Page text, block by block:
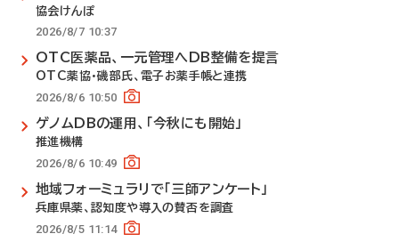
協会けんぽ
2026/8/7 10:37
OTC医薬品、一元管理へDB整備を提言
OTC薬協・磯部氏、電子お薬手帳と連携
2026/8/6 10:50
ゲノムDBの運用、「今秋にも開始」
推進機構
2026/8/6 10:49
地域フォーミュラリで「三師アンケート」
兵庫県薬、認知度や導入の賛否を調査
2026/8/5 11:14